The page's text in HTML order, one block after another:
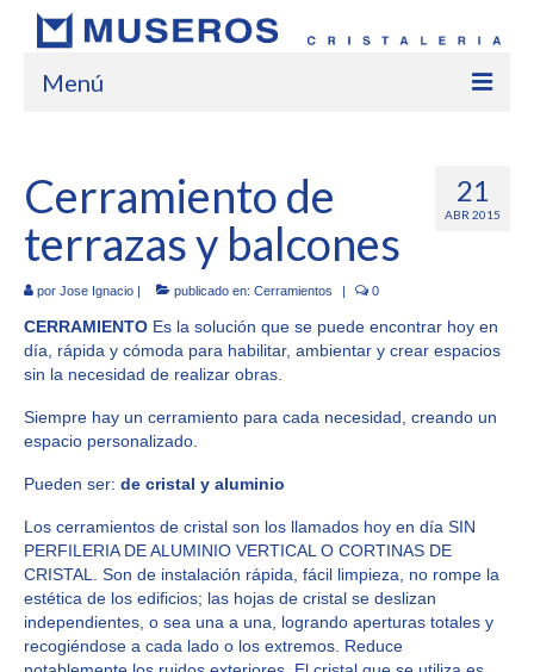
Menú
Empresa
Marcas
Servicios
Trabajos
Contacto
blog
21
ABR 2015
Cerramiento de
terrazas y balcones
por Jose Ignacio publicado en: Cerramientos 0
CERRAMIENTO Es la solución que se puede encontrar hoy en
día, rápida y cómoda para habilitar, ambientar y crear espacios
sin la necesidad de realizar obras.
Siempre hay un cerramiento para cada necesidad, creando un
espacio personalizado.
Pueden ser: de cristal y aluminio
Los cerramientos de cristal son los llamados hoy en día SIN
PERFILERIA DE ALUMINIO VERTICAL O CORTINAS DE
CRISTAL. Son de instalación rápida, fácil limpieza, no rompe la
estética de los edificios; las hojas de cristal se deslizan
independientes, o sea una a una, logrando aperturas totales y
recogiéndose a cada lado o los extremos. Reduce